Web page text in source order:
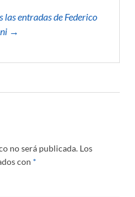
las entradas de Federico
→
no será publicada. Los
con *